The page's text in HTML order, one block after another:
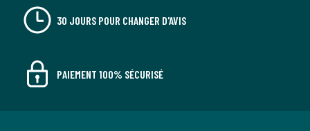
30 JOURS POUR CHANGER D'AVIS
PAIEMENT 100% SÉCURISÉ